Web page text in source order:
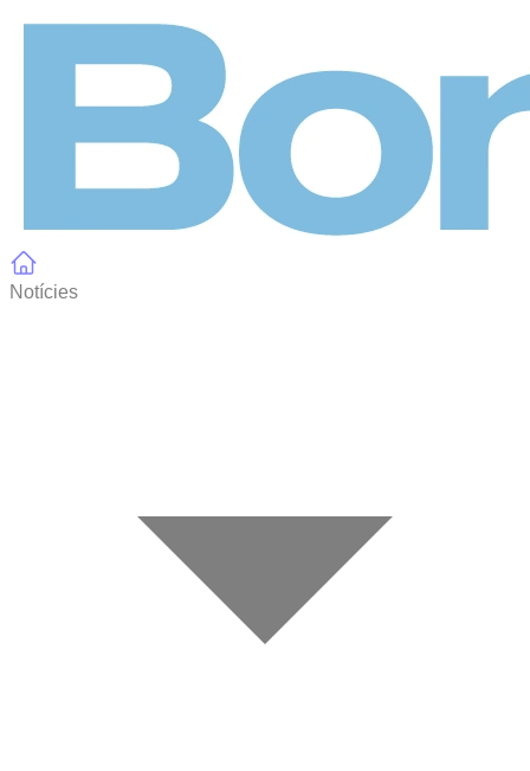
Notícies